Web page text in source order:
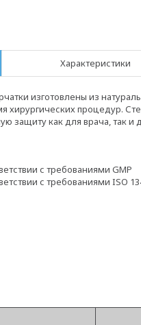
Характеристики
изготовлены из
хирургических процедур.
защиту как для врача, так и
с требованиями GMP
с требованиями ISO